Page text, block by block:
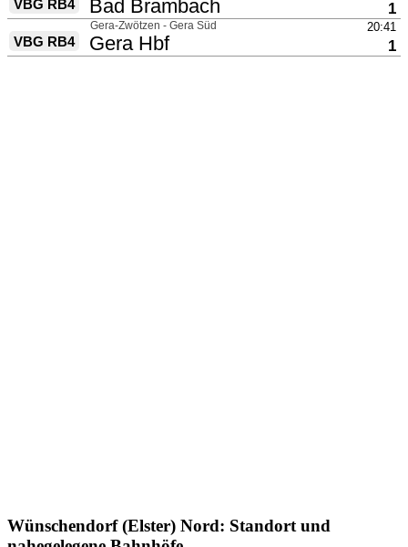
Wünschendorf (Elster) Nord: Standort und